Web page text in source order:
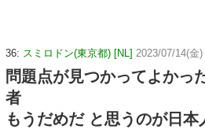
36: スミロドン(東京都) [NL] 2023/07/14(金
問題点が見つかってよかっ
者
もうだめだ と思うのが日本